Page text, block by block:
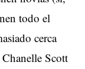
todo el
cerca
Scott